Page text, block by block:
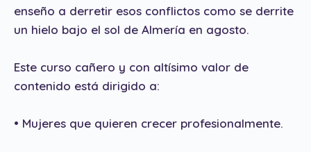
enseño a derretir esos conflictos como se derrite
un hielo bajo el sol de Almería en agosto.
Este curso cañero y con altísimo valor de
contenido está dirigido a:
• Mujeres que quieren crecer profesionalmente.